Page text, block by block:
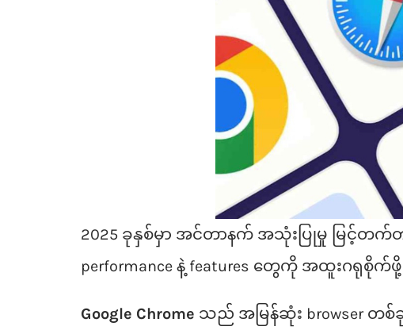
2025 ခုနှစ်မှာ အင်တာနက် အသုံးပြုမှု မြင့်တက်တ
performance နဲ့ features တွေကို အထူးဂရုစို
Google Chrome သည် အမြန်ဆုံး browser တစ်ခု